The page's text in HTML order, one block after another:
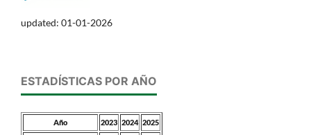
updated: 01-01-2026
ESTADÍSTICAS POR AÑO
Año 2023 2024 2025